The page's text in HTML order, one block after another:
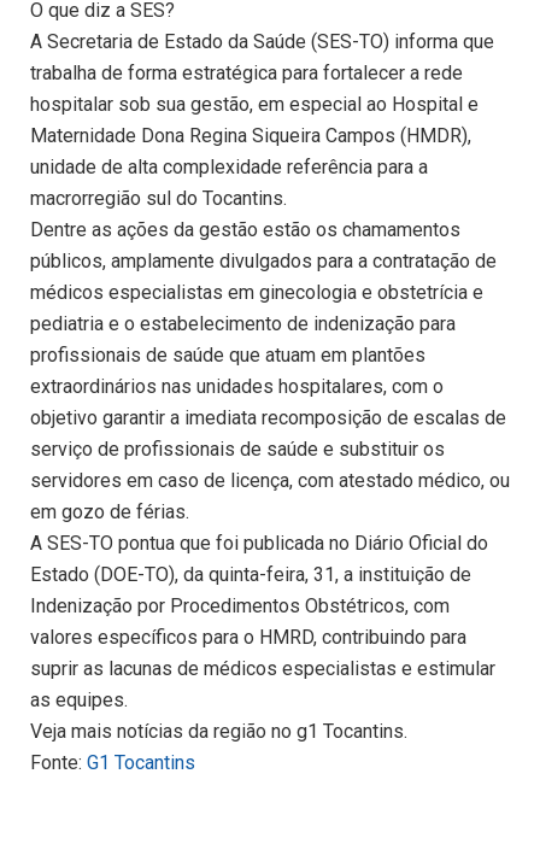
O que diz a SES?
A Secretaria de Estado da Saúde (SES-TO) informa que
trabalha de forma estratégica para fortalecer a rede
hospitalar sob sua gestão, em especial ao Hospital e
Maternidade Dona Regina Siqueira Campos (HMDR),
unidade de alta complexidade referência para a
macrorregião sul do Tocantins.
Dentre as ações da gestão estão os chamamentos
públicos, amplamente divulgados para a contratação de
médicos especialistas em ginecologia e obstetrícia e
pediatria e o estabelecimento de indenização para
profissionais de saúde que atuam em plantões
extraordinários nas unidades hospitalares, com o
objetivo garantir a imediata recomposição de escalas de
serviço de profissionais de saúde e substituir os
servidores em caso de licença, com atestado médico, ou
em gozo de férias.
A SES-TO pontua que foi publicada no Diário Oficial do
Estado (DOE-TO), da quinta-feira, 31, a instituição de
Indenização por Procedimentos Obstétricos, com
valores específicos para o HMRD, contribuindo para
suprir as lacunas de médicos especialistas e estimular
as equipes.
Veja mais notícias da região no g1 Tocantins.
Fonte: G1 Tocantins